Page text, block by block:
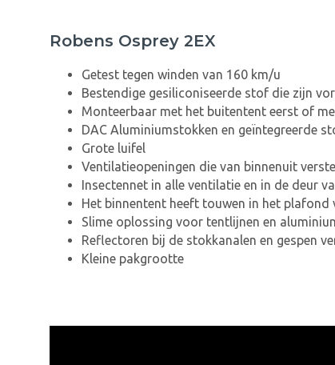
Robens Osprey 2EX
Getest tegen winden van 160 km/u
Bestendige gesiliconiseerde stof die zijn
Monteerbaar met het buitentent eerst of
DAC Aluminiumstokken en geïntegreerde
Grote luifel
Ventilatieopeningen die van binnenuit
Insectennet in alle ventilatie en in de deur
Het binnentent heeft touwen in het
Slime oplossing voor tentlijnen en
Reflectoren bij de stokkanalen en gespen
Kleine pakgrootte